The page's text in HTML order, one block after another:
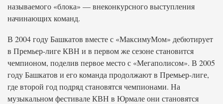
называемого «блока» — внеконкурсного выступления
начинающих команд.
В 2004 году Башкатов вместе с «МаксимуМом» дебютирует
в Премьер-лиге КВН и в первом же сезоне становится
чемпионом, поделив первое место с «Мегаполисом». В 2005
году Башкатов и его команда продолжают в Премьер-лиге,
где второй год подряд становятся чемпионами. На
музыкальном фестивале КВН в Юрмале они становятся